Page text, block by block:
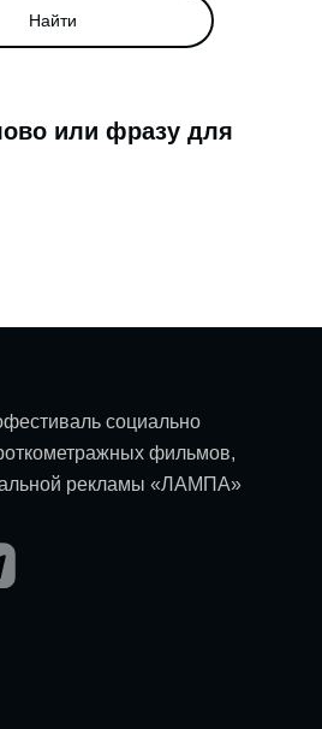
Найти
или фразу для
социально
фильмов,
рекламы «ЛАМПА»